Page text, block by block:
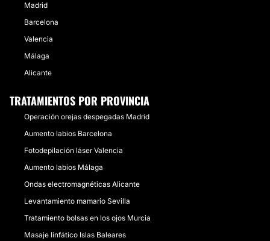
Madrid
Barcelona
Valencia
Málaga
Alicante
TRATAMIENTOS POR PROVINCIA
Operación orejas despegadas Madrid
Aumento labios Barcelona
Fotodepilación láser Valencia
Aumento labios Málaga
Ondas electromagnéticas Alicante
Levantamiento mamario Sevilla
Tratamiento bolsas en los ojos Murcia
Masaje linfático Islas Baleares